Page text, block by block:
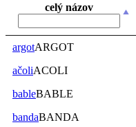
celý názov
celý názov
argotARGOT
ačoliACOLI
bableBABLE
bandaBANDA